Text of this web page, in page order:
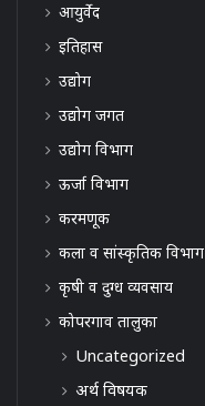
आयुर्वेद
इतिहास
उद्योग
उद्योग जगत
उद्योग विभाग
ऊर्जा विभाग
करमणूक
कला व सांस्कृतिक विभाग
कृषी व दुग्ध व्यवसाय
कोपरगाव तालुका
Uncategorized
अर्थ विषयक